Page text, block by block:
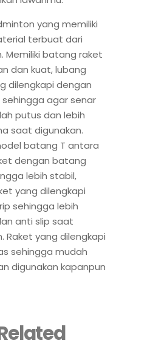
yang memiliki
terbuat dari
Memiliki batang raket
dan kuat, lubang
dilengkapi dengan
agar senar
putus dan lebih
saat digunakan.
batang T antara
dengan batang
lebih stabil,
yang dilengkapi
sehingga lebih
anti slip saat
Raket yang dilengkapi
sehingga mudah
digunakan kapanpun